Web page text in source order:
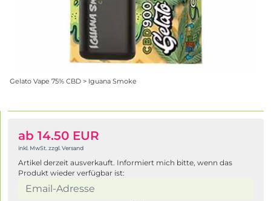
Gelato Vape 75% CBD > Iguana Smoke
ab 14.50 EUR
inkl. MwSt. zzgl. Versand
Artikel derzeit ausverkauft. Informiert mich bitte, wenn das
Produkt wieder verfügbar ist: